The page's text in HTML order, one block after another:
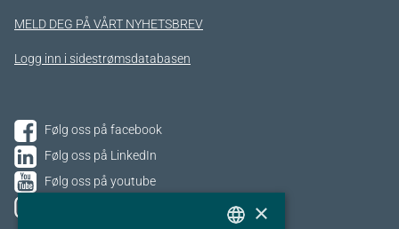
MELD DEG PÅ VÅRT NYHETSBREV
Logg inn i sidestrømsdatabasen
Følg oss på facebook
Følg oss på LinkedIn
Følg oss på youtube
×